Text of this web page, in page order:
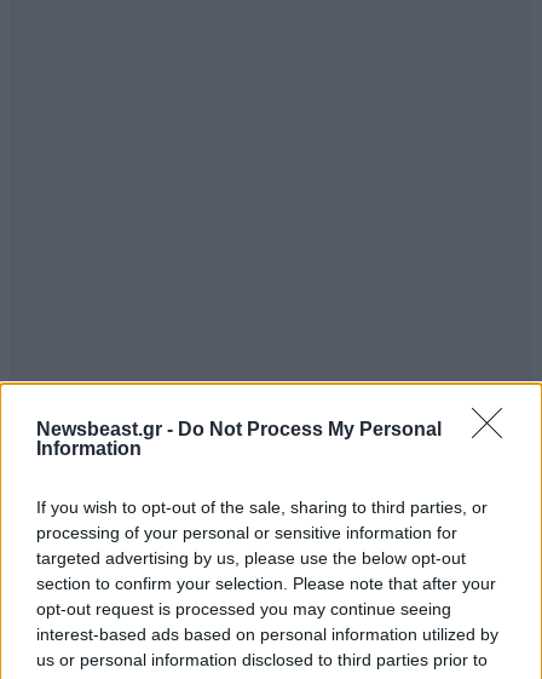
Newsbeast.gr - Do Not Process My Personal
Information
If you wish to opt-out of the sale, sharing to third parties, or
processing of your personal or sensitive information for
targeted advertising by us, please use the below opt-out
section to confirm your selection. Please note that after your
opt-out request is processed you may continue seeing
interest-based ads based on personal information utilized by
us or personal information disclosed to third parties prior to